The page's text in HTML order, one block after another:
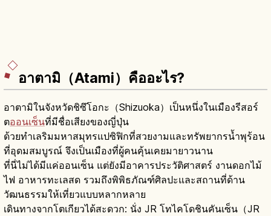
อาตามิ（Atami）คืออะไร?
อาตามิในจังหวัดชิซึโอกะ（Shizuoka）เป็นหนึ่งในเมืองรีสอร์
ตออนเซ็นที่มีชื่อเสียงของญี่ปุ่น
ด้วยทำเลริมมหาสมุทรแปซิฟิกที่สวยงามและทรัพยากรน้ำพุร้อน
ที่อุดมสมบูรณ์ จึงเป็นเมืองที่ผู้คนคุ้นเคยมายาวนาน
ที่นี่ไม่ได้มีแค่ออนเซ็น แต่ยังมีอาคารประวัติศาสตร์ งานดอกไม้
ไฟ อาหารทะเลสด รวมถึงพิพิธภัณฑ์ศิลปะและสถานที่ด้าน
วัฒนธรรมให้เที่ยวแบบหลากหลาย
เดินทางจากโตเกียวได้สะดวก: นั่ง JR โทไคโดชินคันเซ็น（JR